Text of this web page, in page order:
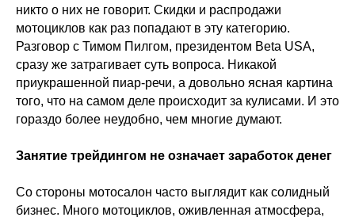
никто о них не говорит. Скидки и распродажи
мотоциклов как раз попадают в эту категорию.
Разговор с Тимом Пилгом, президентом Beta USA,
сразу же затрагивает суть вопроса. Никакой
приукрашенной пиар-речи, а довольно ясная картина
того, что на самом деле происходит за кулисами. И это
гораздо более неудобно, чем многие думают.
Занятие трейдингом не означает заработок денег
Со стороны мотосалон часто выглядит как солидный
бизнес. Много мотоциклов, оживленная атмосфера,